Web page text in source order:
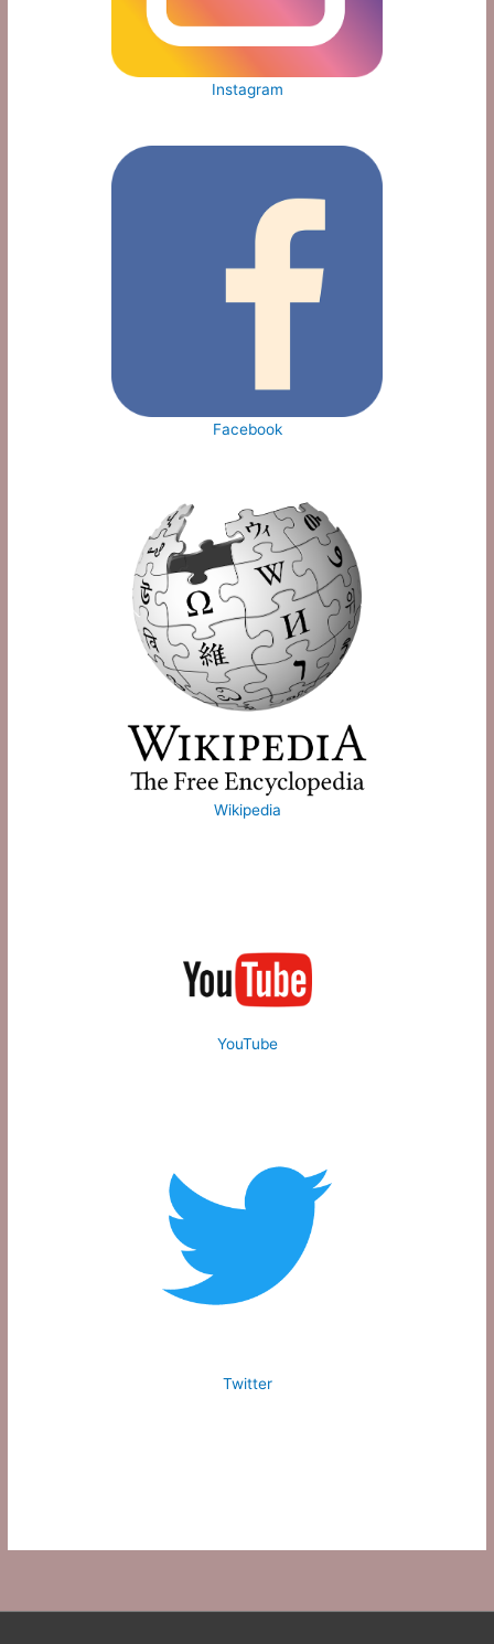
Instagram
Facebook
Wikipedia
YouTube
Twitter